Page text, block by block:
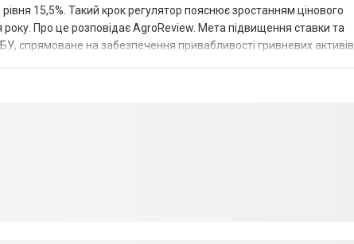
15,5%. Такий крок регулятор пояснює зростанням цінового
року. Про це розповідає AgroReview. Мета підвищення ставки та
спрямоване на забезпечення привабливості гривневих активів